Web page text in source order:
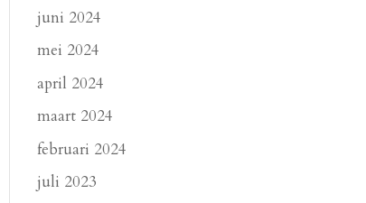
juni 2024
mei 2024
april 2024
maart 2024
februari 2024
juli 2023